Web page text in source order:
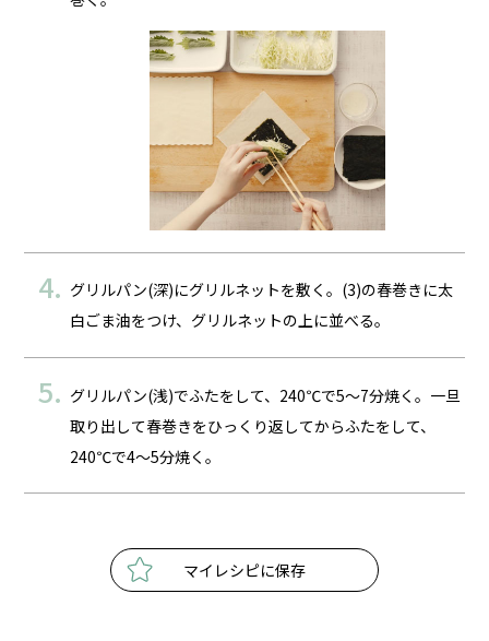
グリルパン(深)にグリルネットを敷く。(3)の春巻きに太
白ごま油をつけ、グリルネットの上に並べる。
グリルパン(浅)でふたをして、240℃で5～7分焼く。一旦
取り出して春巻きをひっくり返してからふたをして、
240℃で4～5分焼く。
マイレシピに保存